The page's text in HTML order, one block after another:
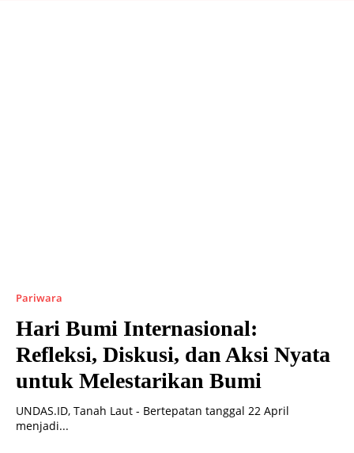
Pariwara
Hari Bumi Internasional:
Refleksi, Diskusi, dan Aksi Nyata
untuk Melestarikan Bumi
UNDAS.ID, Tanah Laut - Bertepatan tanggal 22 April
menjadi...